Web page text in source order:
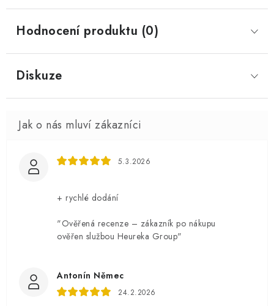
Hodnocení produktu (0)
Diskuze
5.3.2026
+ rychlé dodání
"Ověřená recenze – zákazník po nákupu
ověřen službou Heureka Group"
Antonín Němec
24.2.2026